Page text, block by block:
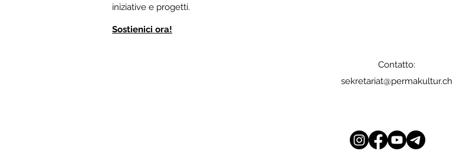
iniziative e progetti.
Sostienici ora!
Contatto:
sekretariat@permakultur.ch